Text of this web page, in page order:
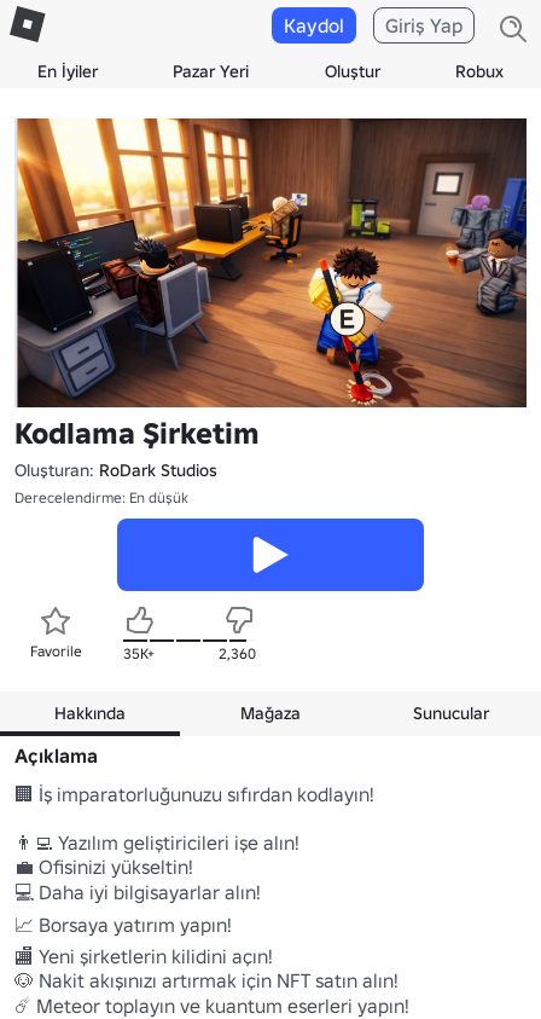
En İyiler Pazar Yeri Oluştur Robux
Kaydol Giriş Yap
Kodlama Şirketim
Oluşturan: RoDark Studios
Derecelendirme: En düşük
Favorile 35K+ 2,360
Hakkında Mağaza Sunucular
Açıklama
🏢 İş imparatorluğunuzu sıfırdan kodlayın!
👨‍💻 Yazılım geliştiricileri işe alın!
💼 Ofisinizi yükseltin!
💻 Daha iyi bilgisayarlar alın!
📈 Borsaya yatırım yapın!
🏬 Yeni şirketlerin kilidini açın!
🐶 Nakit akışınızı artırmak için NFT satın alın!
☄️ Meteor toplayın ve kuantum eserleri yapın!